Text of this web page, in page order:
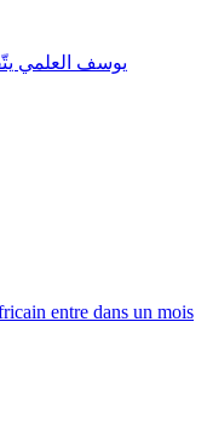
يوسف العلمي
entre dans un mois